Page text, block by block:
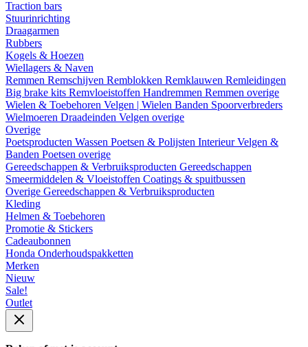
Traction bars
Stuurinrichting
Draagarmen
Rubbers
Kogels & Hoezen
Wiellagers & Naven
Remmen Remschijven Remblokken Remklauwen Remleidingen
Big brake kits Remvloeistoffen Handremmen Remmen overige
Wielen & Toebehoren Velgen | Wielen Banden Spoorverbreders
Wielmoeren Draadeinden Velgen overige
Overige
Poetsproducten Wassen Poetsen & Polijsten InterieurVelgen &
Banden Poetsen overige
Gereedschappen & Verbruiksproducten Gereedschappen
Smeermiddelen & Vloeistoffen Coatings & spuitbussen
Overige Gereedschappen & Verbruiksproducten
Kleding
Helmen & Toebehoren
Promotie & Stickers
Cadeaubonnen
Honda Onderhoudspakketten
Merken
Nieuw
Sale!
Outlet